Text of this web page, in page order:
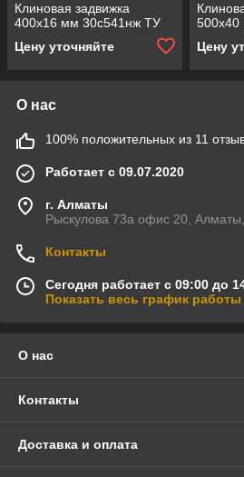
Клиновая задвижка
400x16 мм 30с541нж ТУ
Цену уточняйте
Цену
О нас
100% положительных из 11
Работает с 09.07.2020
г. Алматы
Рыскулова 73а офис 20, Алматы,
Контакты
Сегодня работает с 09:00 до
Показать весь график работы
О нас
Контакты
Доставка и оплата